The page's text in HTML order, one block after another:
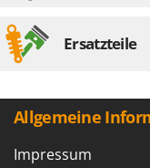
Ersatzteile
Allgemeine
Impressum